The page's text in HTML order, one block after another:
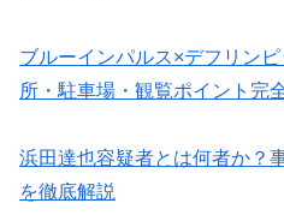
ブルーインパルス×デフリン
所・駐車場・観覧ポイント
浜田達也容疑者とは何者か？
を徹底解説